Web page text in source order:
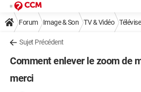
Forum Image & Son TV & Vidéo
Sujet Précédent
Comment enlever le zoom de
merci